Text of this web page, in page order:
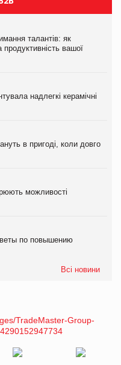
талантів: як
вашої
надлегкі керамічні
в пригоді, коли довго
можливості
по повышению
Всі новини